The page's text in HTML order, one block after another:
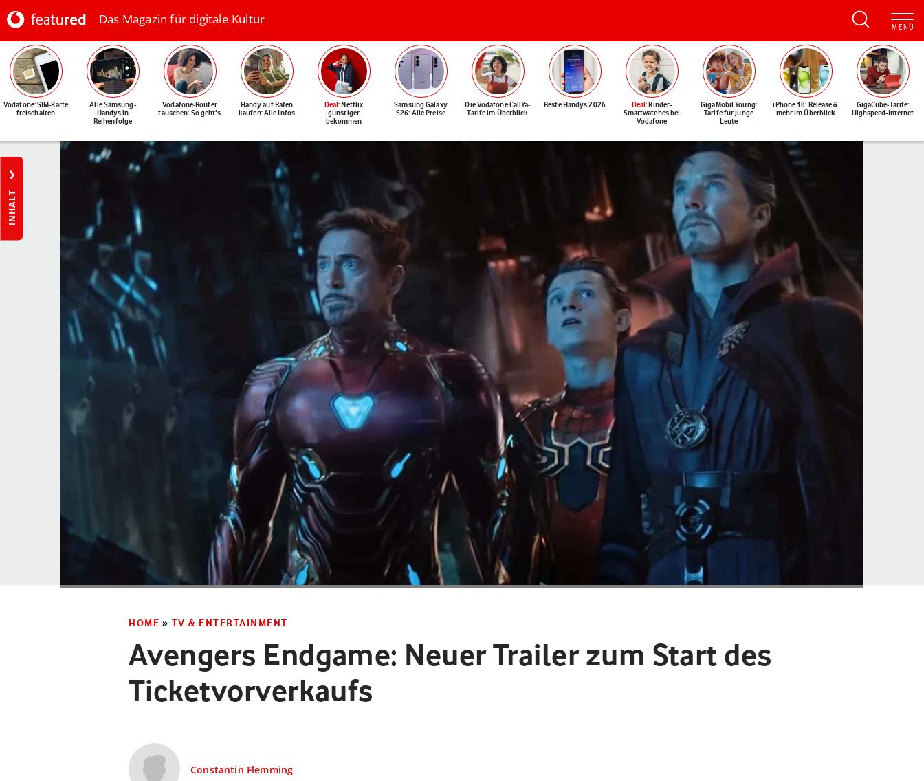
Das Magazin für digitale Kultur
Vodafone: SIM-Karte
freischalten
Alle Samsung-
Handys in
Reihenfolge
Vodafone-Router
tauschen: So geht's
Handy auf Raten
kaufen: Alle Infos
Deal: Netflix
günstiger
bekommen
Samsung Galaxy
S26: Alle Preise
Die Vodafone CallYa-
Tarife im Überblick
Beste Handys 2026 Deal: Kinder-
Smartwatches bei
Vodafone
GigaMobil Young:
Tarife für junge
Leute
iPhone 18: Release &
mehr im Überblick
GigaCube-Tarife:
Highspeed-Internet
INHALT
HOME » TV & ENTERTAINMENT
Avengers Endgame: Neuer Trailer zum Start des
Ticketvorverkaufs
Constantin Flemming